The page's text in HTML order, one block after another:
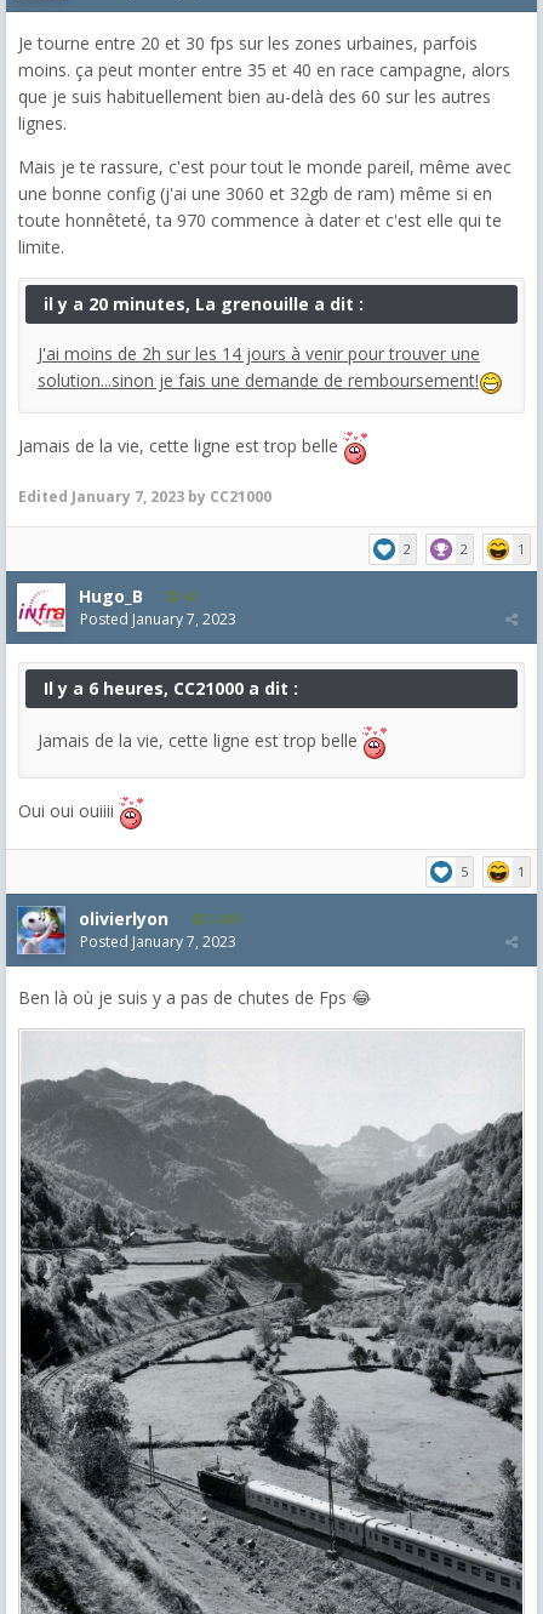
Je tourne entre 20 et 30 fps sur les zones urbaines, parfois
moins. ça peut monter entre 35 et 40 en race campagne, alors
que je suis habituellement bien au-delà des 60 sur les autres
lignes.
Mais je te rassure, c'est pour tout le monde pareil, même avec
une bonne config (j'ai une 3060 et 32gb de ram) même si en
toute honnêteté, ta 970 commence à dater et c'est elle qui te
limite.
il y a 20 minutes, La grenouille a dit :
J'ai moins de 2h sur les 14 jours à venir pour trouver une
solution...sinon je fais une demande de remboursement!
Jamais de la vie, cette ligne est trop belle
Edited January 7, 2023 by CC21000
2 2 1
Hugo_B 43
Posted January 7, 2023
Il y a 6 heures, CC21000 a dit :
Jamais de la vie, cette ligne est trop belle
Oui oui ouiiii
5 1
olivierlyon 3,489
Posted January 7, 2023
Ben là où je suis y a pas de chutes de Fps 😂